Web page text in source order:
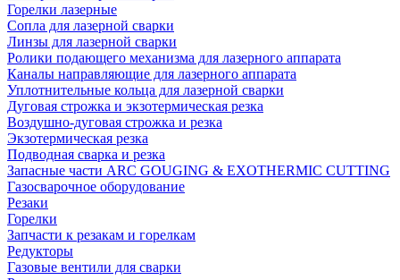
Горелки лазерные
Сопла для лазерной сварки
Линзы для лазерной сварки
Ролики подающего механизма для лазерного аппарата
Каналы направляющие для лазерного аппарата
Уплотнительные кольца для лазерной сварки
Дуговая строжка и экзотермическая резка
Воздушно-дуговая строжка и резка
Экзотермическая резка
Подводная сварка и резка
Запасные части ARC GOUGING & EXOTHERMIC CUTTING
Газосварочное оборудование
Резаки
Горелки
Запчасти к резакам и горелкам
Редукторы
Газовые вентили для сварки